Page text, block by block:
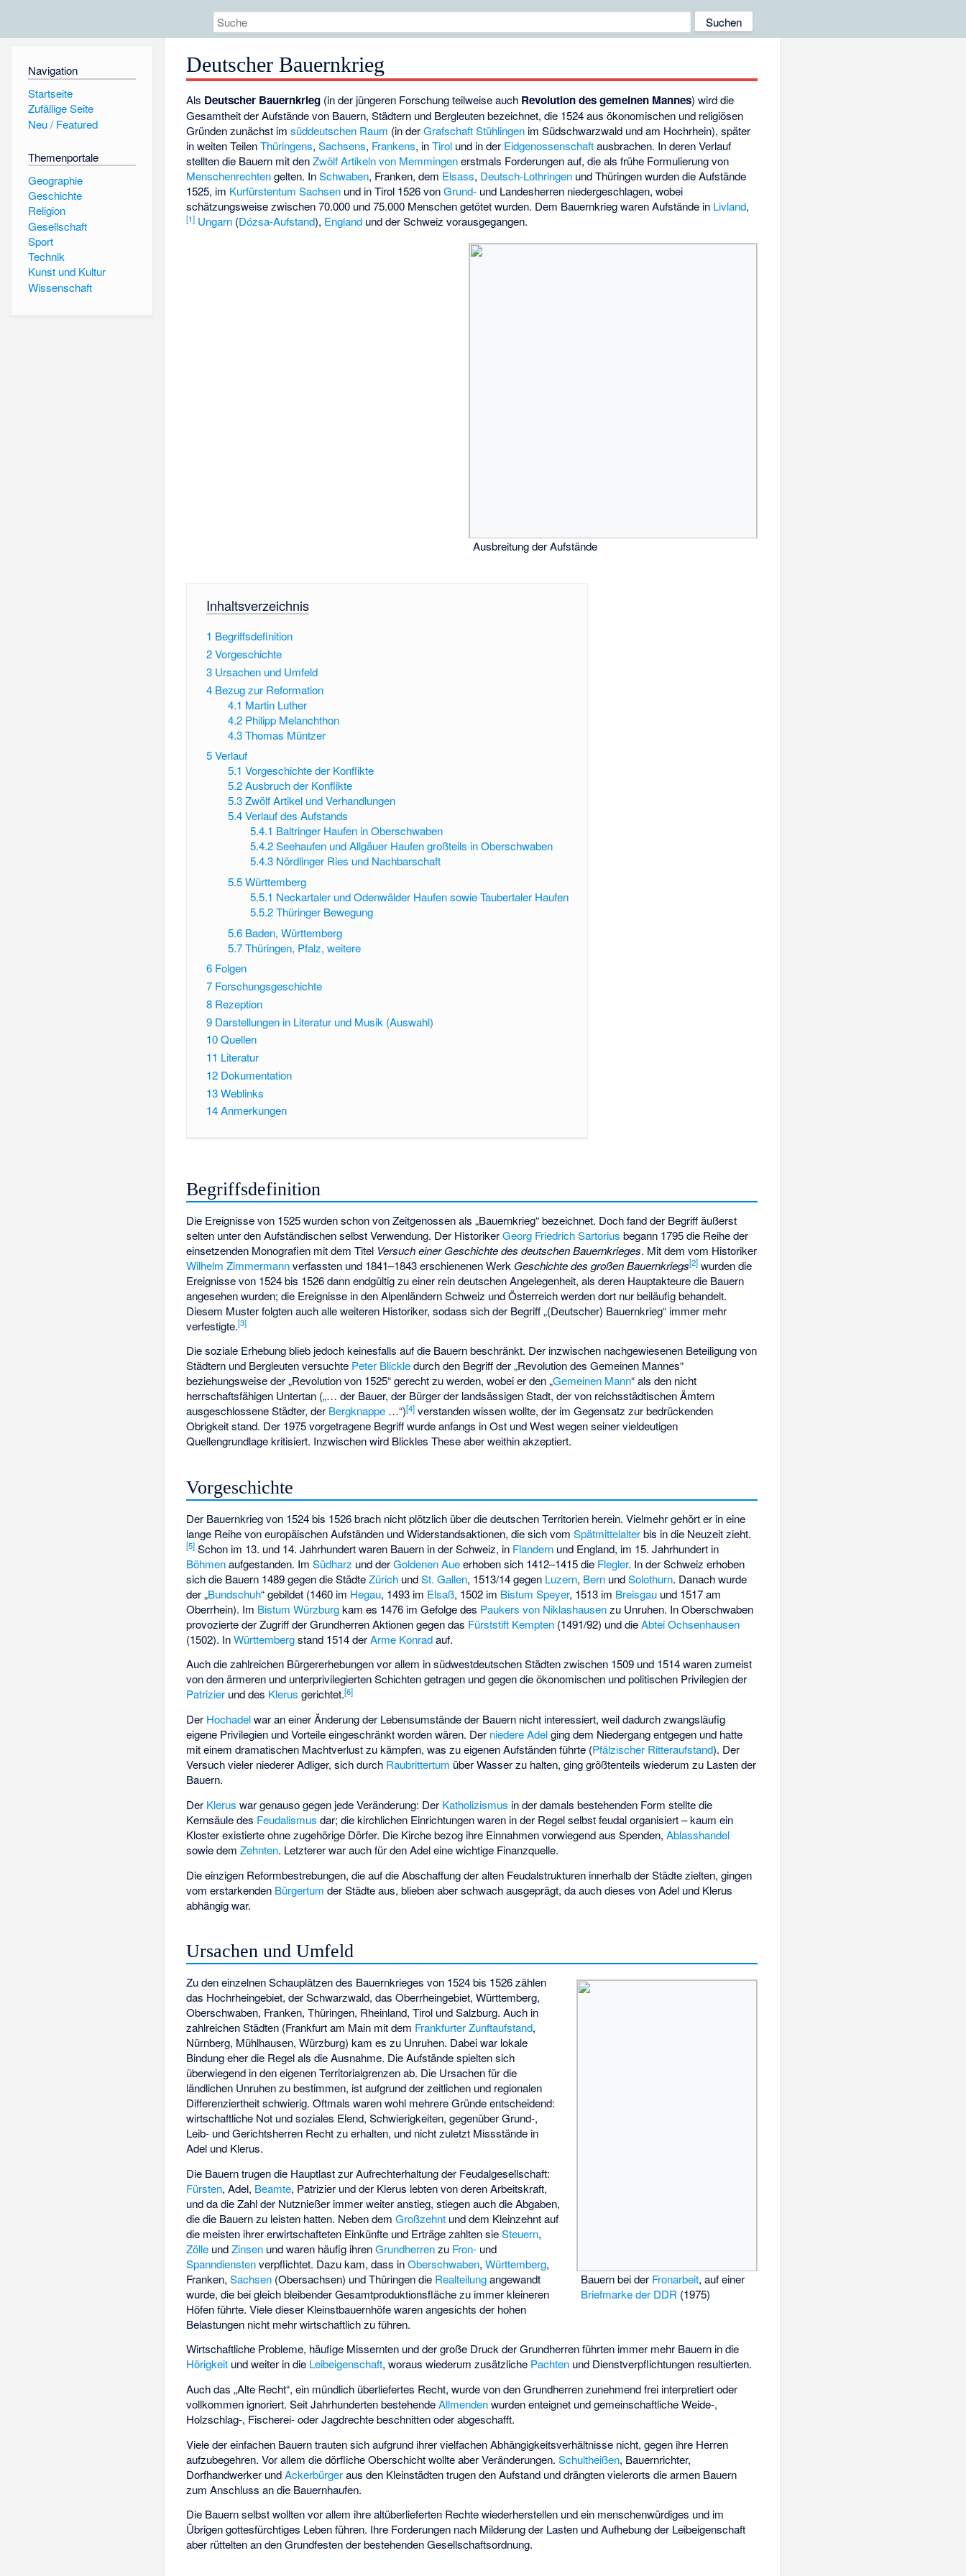
Navigation
Startseite
Zufällige Seite
Neu / Featured
Themenportale
Geographie
Geschichte
Religion
Gesellschaft
Sport
Technik
Kunst und Kultur
Wissenschaft
Deutscher Bauernkrieg
Als Deutscher Bauernkrieg (in der jüngeren Forschung teilweise auch Revolution des gemeinen Mannes) wird die
Gesamtheit der Aufstände von Bauern, Städtern und Bergleuten bezeichnet, die 1524 aus ökonomischen und religiösen
Gründen zunächst imsüddeutschen Raum (in derGrafschaft Stühlingen im Südschwarzwald und am Hochrhein), später
in weiten TeilenThüringens,Sachsens, Frankens, inTirol und in der Eidgenossenschaftausbrachen. In deren Verlauf
stellten die Bauern mit denZwölf Artikeln von Memmingenerstmals Forderungen auf, die als frühe Formulierung von
Menschenrechtengelten. InSchwaben, Franken, dem Elsass, Deutsch-Lothringen und Thüringen wurden die Aufstände
1525, im Kurfürstentum Sachsen und in Tirol 1526 vonGrund- und Landesherren niedergeschlagen, wobei
schätzungsweise zwischen 70.000 und 75.000 Menschen getötet wurden. Dem Bauernkrieg waren Aufstände in Livland,
[1] Ungarn (Dózsa-Aufstand), England und der Schweiz vorausgegangen.
Ausbreitung der Aufstände
Inhaltsverzeichnis
1 Begriffsdefinition
2Vorgeschichte
3 Ursachen und Umfeld
4 Bezug zur Reformation
4.1 Martin Luther
4.2 Philipp Melanchthon
4.3 Thomas Müntzer
5Verlauf
5.1 Vorgeschichte der Konflikte
5.2 Ausbruch der Konflikte
5.3 Zwölf Artikel und Verhandlungen
5.4 Verlauf des Aufstands
5.4.1 Baltringer Haufen in Oberschwaben
5.4.2 Seehaufen und Allgäuer Haufen großteils in Oberschwaben
5.4.3 Nördlinger Ries und Nachbarschaft
5.5 Württemberg
5.5.1 Neckartaler und Odenwälder Haufen sowie Taubertaler Haufen
5.5.2 Thüringer Bewegung
5.6 Baden, Württemberg
5.7 Thüringen, Pfalz, weitere
6 Folgen
7 Forschungsgeschichte
8 Rezeption
9 Darstellungen in Literatur und Musik (Auswahl)
10Quellen
11 Literatur
12 Dokumentation
13Weblinks
14Anmerkungen
Begriffsdefinition
Die Ereignisse von 1525 wurden schon von Zeitgenossen als „Bauernkrieg“ bezeichnet. Doch fand der Begriff äußerst
selten unter den Aufständischen selbst Verwendung. Der HistorikerGeorg Friedrich Sartorius begann 1795 die Reihe der
einsetzenden Monografien mit dem Titel Versuch einer Geschichte des deutschen Bauernkrieges. Mit dem vom Historiker
Wilhelm Zimmermannverfassten und 1841–1843 erschienenen Werk Geschichte des großen Bauernkriegs[2] wurden die
Ereignisse von 1524 bis 1526 dann endgültig zu einer rein deutschen Angelegenheit, als deren Hauptakteure die Bauern
angesehen wurden; die Ereignisse in den Alpenländern Schweiz und Österreich werden dort nur beiläufig behandelt.
Diesem Muster folgten auch alle weiteren Historiker, sodass sich der Begriff „(Deutscher) Bauernkrieg“ immer mehr
verfestigte.[3]
Die soziale Erhebung blieb jedoch keinesfalls auf die Bauern beschränkt. Der inzwischen nachgewiesenen Beteiligung von
Städtern und Bergleuten versuchte Peter Blickledurch den Begriff der „Revolution des Gemeinen Mannes“
beziehungsweise der „Revolution von 1525“ gerecht zu werden, wobei er den „Gemeinen Mann“ als den nicht
herrschaftsfähigen Untertan („… der Bauer, der Bürger der landsässigen Stadt, der von reichsstädtischen Ämtern
ausgeschlossene Städter, der Bergknappe …“)[4] verstanden wissen wollte, der im Gegensatz zur bedrückenden
Obrigkeit stand. Der 1975 vorgetragene Begriff wurde anfangs in Ost und West wegen seiner vieldeutigen
Quellengrundlage kritisiert. Inzwischen wird Blickles These aber weithin akzeptiert.
Vorgeschichte
Der Bauernkrieg von 1524 bis 1526 brach nicht plötzlich über die deutschen Territorien herein. Vielmehr gehört er in eine
lange Reihe von europäischen Aufständen und Widerstandsaktionen, die sich vomSpätmittelalterbis in die Neuzeit zieht.
[5] Schon im 13. und 14. Jahrhundert waren Bauern in der Schweiz, in Flandern und England, im 15. Jahrhundert in
Böhmenaufgestanden. ImSüdharz und derGoldenen Aueerhoben sich 1412–1415 die Flegler. In der Schweiz erhoben
sich die Bauern 1489 gegen die StädteZürich undSt. Gallen, 1513/14 gegen Luzern, Bern undSolothurn. Danach wurde
der „Bundschuh“ gebildet (1460 im Hegau, 1493 im Elsaß, 1502 im Bistum Speyer, 1513 im Breisgau und 1517 am
Oberrhein). Im Bistum Würzburgkam es 1476 im Gefolge des Paukers von Niklashausenzu Unruhen. In Oberschwaben
provozierte der Zugriff der Grundherren Aktionen gegen das Fürststift Kempten (1491/92) und dieAbtei Ochsenhausen
(1502). InWürttembergstand 1514 derArme Konradauf.
Auch die zahlreichen Bürgererhebungen vor allem in südwestdeutschen Städten zwischen 1509 und 1514 waren zumeist
von den ärmeren und unterprivilegierten Schichten getragen und gegen die ökonomischen und politischen Privilegien der
Patrizier und des Klerus gerichtet.[6]
Der Hochadelwar an einer Änderung der Lebensumstände der Bauern nicht interessiert, weil dadurch zwangsläufig
eigene Privilegien und Vorteile eingeschränkt worden wären. Der niedere Adelging dem Niedergang entgegen und hatte
mit einem dramatischen Machtverlust zu kämpfen, was zu eigenen Aufständen führte (Pfälzischer Ritteraufstand). Der
Versuch vieler niederer Adliger, sich durch Raubrittertum über Wasser zu halten, ging größtenteils wiederum zu Lasten der
Bauern.
Der Klerus war genauso gegen jede Veränderung: Der Katholizismus in der damals bestehenden Form stellte die
Kernsäule des Feudalismus dar; die kirchlichen Einrichtungen waren in der Regel selbst feudal organisiert – kaum ein
Kloster existierte ohne zugehörige Dörfer. Die Kirche bezog ihre Einnahmen vorwiegend aus Spenden,Ablasshandel
sowie demZehnten. Letzterer war auch für den Adel eine wichtige Finanzquelle.
Die einzigen Reformbestrebungen, die auf die Abschaffung der alten Feudalstrukturen innerhalb der Städte zielten, gingen
vom erstarkenden Bürgertum der Städte aus, blieben aber schwach ausgeprägt, da auch dieses von Adel und Klerus
abhängig war.
Ursachen und Umfeld
Bauern bei der Fronarbeit, auf einer
Briefmarke der DDR (1975)
Zu den einzelnen Schauplätzen des Bauernkrieges von 1524 bis 1526 zählen
das Hochrheingebiet, der Schwarzwald, das Oberrheingebiet, Württemberg,
Oberschwaben, Franken, Thüringen, Rheinland, Tirol und Salzburg. Auch in
zahlreichen Städten (Frankfurt am Main mit dem Frankfurter Zunftaufstand,
Nürnberg, Mühlhausen, Würzburg) kam es zu Unruhen. Dabei war lokale
Bindung eher die Regel als die Ausnahme. Die Aufstände spielten sich
überwiegend in den eigenen Territorialgrenzen ab. Die Ursachen für die
ländlichen Unruhen zu bestimmen, ist aufgrund der zeitlichen und regionalen
Differenziertheit schwierig. Oftmals waren wohl mehrere Gründe entscheidend:
wirtschaftliche Not und soziales Elend, Schwierigkeiten, gegenüber Grund-,
Leib- und Gerichtsherren Recht zu erhalten, und nicht zuletzt Missstände in
Adel und Klerus.
Die Bauern trugen die Hauptlast zur Aufrechterhaltung der Feudalgesellschaft:
Fürsten, Adel, Beamte, Patrizier und der Klerus lebten von deren Arbeitskraft,
und da die Zahl der Nutznießer immer weiter anstieg, stiegen auch die Abgaben,
die die Bauern zu leisten hatten. Neben demGroßzehnt und dem Kleinzehnt auf
die meisten ihrer erwirtschafteten Einkünfte und Erträge zahlten sieSteuern,
Zölle undZinsen und waren häufig ihrenGrundherrenzu Fron- und
Spanndienstenverpflichtet. Dazu kam, dass inOberschwaben,Württemberg,
Franken,Sachsen (Obersachsen) und Thüringen die Realteilungangewandt
wurde, die bei gleich bleibender Gesamtproduktionsfläche zu immer kleineren
Höfen führte. Viele dieser Kleinstbauernhöfe waren angesichts der hohen
Belastungen nicht mehr wirtschaftlich zu führen.
Wirtschaftliche Probleme, häufige Missernten und der große Druck der Grundherren führten immer mehr Bauern in die
Hörigkeit und weiter in die Leibeigenschaft, woraus wiederum zusätzliche Pachten und Dienstverpflichtungen resultierten.
Auch das „Alte Recht“, ein mündlich überliefertes Recht, wurde von den Grundherren zunehmend frei interpretiert oder
vollkommen ignoriert. Seit Jahrhunderten bestehendeAllmendenwurden enteignet und gemeinschaftliche Weide-,
Holzschlag-, Fischerei- oder Jagdrechte beschnitten oder abgeschafft.
Viele der einfachen Bauern trauten sich aufgrund ihrer vielfachen Abhängigkeitsverhältnisse nicht, gegen ihre Herren
aufzubegehren. Vor allem die dörfliche Oberschicht wollte aber Veränderungen.Schultheißen, Bauernrichter,
Dorfhandwerker undAckerbürgeraus den Kleinstädten trugen den Aufstand und drängten vielerorts die armen Bauern
zum Anschluss an die Bauernhaufen.
Die Bauern selbst wollten vor allem ihre altüberlieferten Rechte wiederherstellen und ein menschenwürdiges und im
Übrigen gottesfürchtiges Leben führen. Ihre Forderungen nach Milderung der Lasten und Aufhebung der Leibeigenschaft
aber rüttelten an den Grundfesten der bestehenden Gesellschaftsordnung.